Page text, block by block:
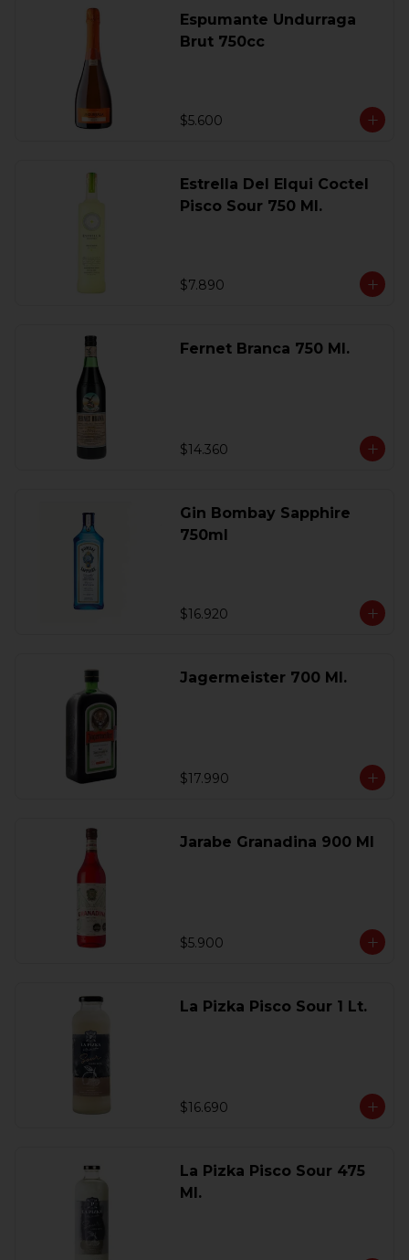
Espumante Undurraga
Brut 750cc
$5.600
Estrella Del Elqui Coctel
Pisco Sour 750 Ml.
$7.890
Fernet Branca 750 Ml.
$14.360
Gin Bombay Sapphire
750ml
$16.920
Jagermeister 700 Ml.
$17.990
Jarabe Granadina 900 Ml
$5.900
La Pizka Pisco Sour 1 Lt.
$16.690
La Pizka Pisco Sour 475
Ml.